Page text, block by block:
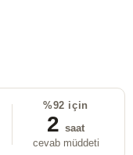
%92 için
2 saat
cevab müddeti